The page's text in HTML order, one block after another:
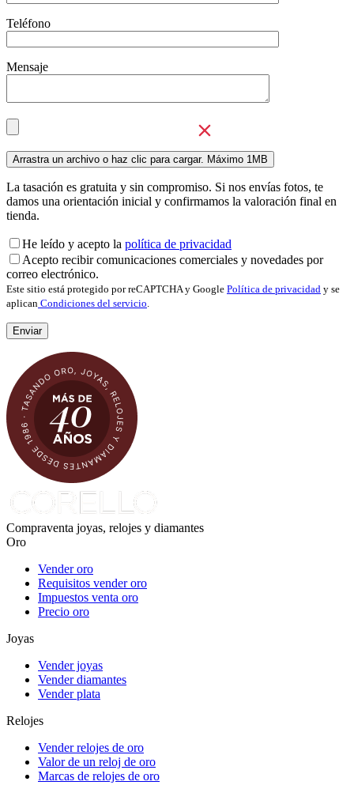
Teléfono
Mensaje
La tasación es gratuita y sin compromiso. Si nos envías fotos, te
damos una orientación inicial y confirmamos la valoración final en
tienda.
He leído y acepto la política de privacidad
Acepto recibir comunicaciones comerciales y novedades por
correo electrónico.
Este sitio está protegido por reCAPTCHA y Google Política de privacidad y se
aplican Condiciones del servicio
Compraventa joyas, relojes y diamantes
Oro
Vender oro
Requisitos vender oro
Impuestos venta oro
Precio oro
Joyas
Vender joyas
Vender diamantes
Vender plata
Relojes
Vender relojes de oro
Valor de un reloj de oro
Marcas de relojes de oro